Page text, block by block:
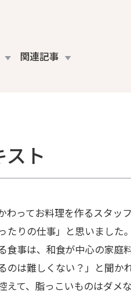
関連記事
ト
わってお料理を作るスタ
たりの仕事」と思いました
食事は、和食が中心の家庭
のは難しくない？」と聞
えて、脂っこいものはダメ